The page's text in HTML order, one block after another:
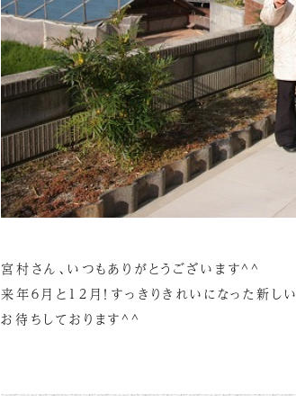
宮村さん、いつもありがとうございます^^
来年６月と１２月！すっきりきれいになった新
お待ちしております^^